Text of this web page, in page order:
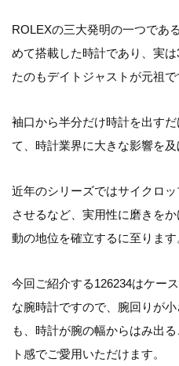
ROLEXの三大発明の一つであ
めて搭載した時計であり、実
たのもデイトジャストが元祖で
袖口から半分だけ時計を出す
て、時計業界に大きな影響を及
近年のシリーズではサイクロ
させるなど、実用性に磨きを
動の地位を確立するに至ります
今回ご紹介する126234はケー
な腕時計ですので、腕回りが
も、時計が腕の幅からはみ出
ト感でご愛用いただけます。